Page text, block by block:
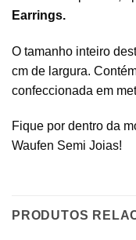
Earrings.
O tamanho inteiro
cm de largura.
confeccionada em
Fique por dentro da
Waufen Semi Joias!
PRODUTOS